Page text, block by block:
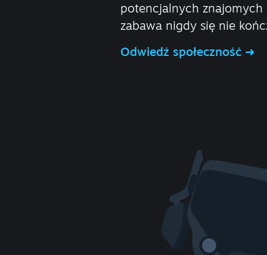
potencjalnych
zabawa nigdy się nie
Odwiedź społeczność